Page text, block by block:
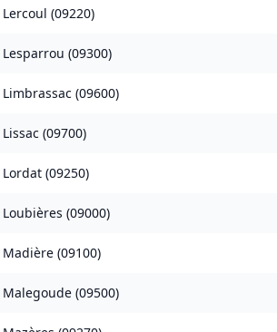
Lercoul (09220)
Lesparrou (09300)
Limbrassac (09600)
Lissac (09700)
Lordat (09250)
Loubières (09000)
Madière (09100)
Malegoude (09500)